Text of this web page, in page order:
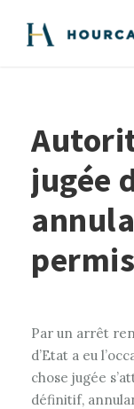
jugée
Par un arrêt
d’Etat a eu
chose jugée
définitif,